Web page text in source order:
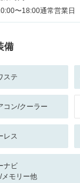
〜18:00通常営業日
備
ステ
コン/クーラー
レス
ナビ
メモリー他